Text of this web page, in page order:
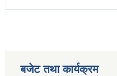
बजेट तथा कार्यक्रम